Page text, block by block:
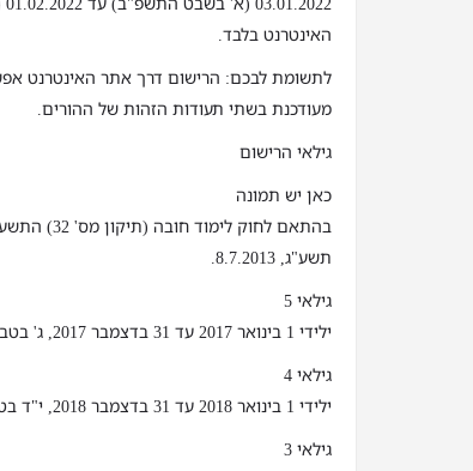
האינטרנט בלבד.
לתשומת לבכם: הרישום דרך אתר האינטרנט
מעודכנת בשתי תעודות הזהות של ההורים.
גילאי הרישום
כאן יש תמונה
תשע"ג, 8.7.2013.
גילאי 5
ילידי 1 בינואר 2017 עד 31 בדצמבר 2017, ג' בטבת התשע"ז עד י"ג בטבת התשע"ח
גילאי 4
ילידי 1 בינואר 2018 עד 31 בדצמבר 2018, י"ד בטבת התשע"ח עד כ"ג בטבת התשע"ט
גילאי 3